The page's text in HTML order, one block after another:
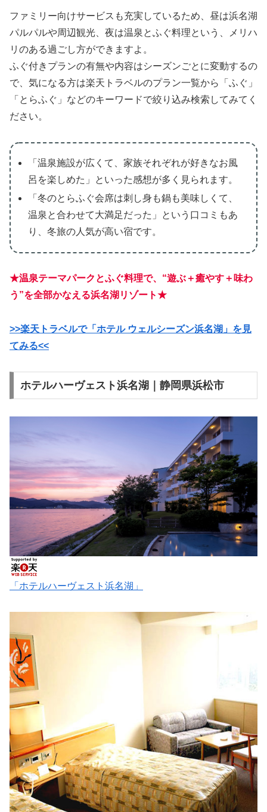
ファミリー向けサービスも充実しているため、昼は浜名湖
パルパルや周辺観光、夜は温泉とふぐ料理という、メリハ
リのある過ごし方ができますよ。
ふぐ付きプランの有無や内容はシーズンごとに変動するの
で、気になる方は楽天トラベルのプラン一覧から「ふぐ」
「とらふぐ」などのキーワードで絞り込み検索してみてく
ださい。
「温泉施設が広くて、家族それぞれが好きなお風
呂を楽しめた」といった感想が多く見られます。
「冬のとらふぐ会席は刺し身も鍋も美味しくて、
温泉と合わせて大満足だった」という口コミもあ
り、冬旅の人気が高い宿です。
★温泉テーマパークとふぐ料理で、“遊ぶ＋癒やす＋味わ
う”を全部かなえる浜名湖リゾート★
>>楽天トラベルで「ホテル ウェルシーズン浜名湖」を見
てみる<<
ホテルハーヴェスト浜名湖｜静岡県浜松市
「ホテルハーヴェスト浜名湖」